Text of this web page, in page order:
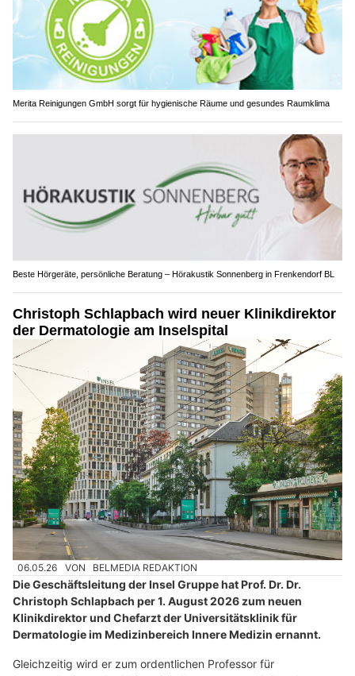
Merita Reinigungen GmbH sorgt für hygienische Räume und gesundes Raumklima
Beste Hörgeräte, persönliche Beratung – Hörakustik Sonnenberg in Frenkendorf BL
Christoph Schlapbach wird neuer Klinikdirektor
der Dermatologie am Inselspital
06.05.26 VON BELMEDIA REDAKTION
Die Geschäftsleitung der Insel Gruppe hat Prof. Dr. Dr.
Christoph Schlapbach per 1. August 2026 zum neuen
Klinikdirektor und Chefarzt der Universitätsklinik für
Dermatologie im Medizinbereich Innere Medizin ernannt.
Gleichzeitig wird er zum ordentlichen Professor für